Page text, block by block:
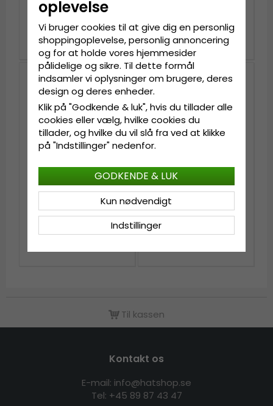
Manzanillo Cowboy
kr.299 kr.439
Hatte - Gårda
Toquerville Crushable
Wool felt Western hat
(beige)
Hatte - Gårda
Manzanillo Cowboy
Til kassen
Kontakt os
E-mail: info@hatshop.se
Tel: +45 89 87 43 47
oplevelse
Vi bruger cookies til at give dig en personlig
shoppingoplevelse, personlig annoncering
og for at holde vores hjemmesider
pålidelige og sikre. Til dette formål
indsamler vi oplysninger om brugere, deres
design og deres enheder.
Klik på "Godkende & luk", hvis du tillader alle
cookies eller vælg, hvilke cookies du
tillader, og hvilke du vil slå fra ved at klikke
på "Indstillinger" nedenfor.
Indstillinger
Kun nødvendigt
GODKENDE & LUK